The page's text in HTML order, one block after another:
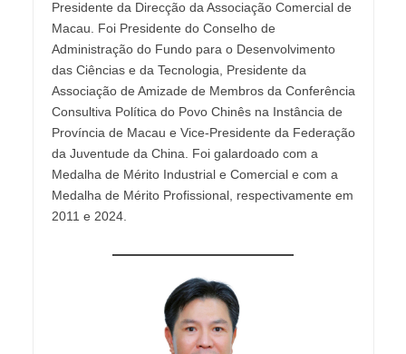
Presidente da Direcção da Associação Comercial de
Macau. Foi Presidente do Conselho de
Administração do Fundo para o Desenvolvimento
das Ciências e da Tecnologia, Presidente da
Associação de Amizade de Membros da Conferência
Consultiva Política do Povo Chinês na Instância de
Província de Macau e Vice-Presidente da Federação
da Juventude da China. Foi galardoado com a
Medalha de Mérito Industrial e Comercial e com a
Medalha de Mérito Profissional, respectivamente em
2011 e 2024.